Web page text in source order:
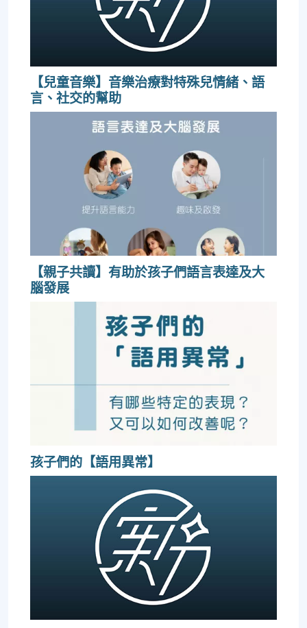
【兒童音樂】音樂治療對特殊兒情緒、語
言、社交的幫助
【親子共讀】有助於孩子們語言表達及大
腦發展
孩子們的【語用異常】